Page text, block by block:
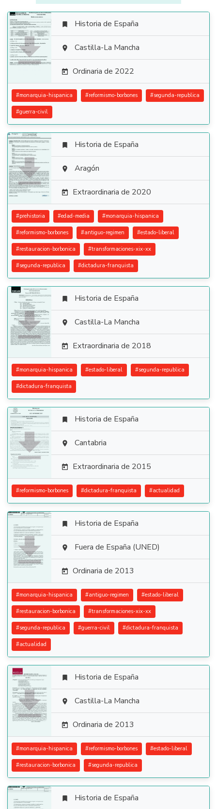

 Historia de España
 Castilla-La Mancha
 Ordinaria de 2022
#monarquia-hispanica #reformismo-borbones #segunda-republica
#guerra-civil

 Historia de España
 Aragón
 Extraordinaria de 2020
#prehistoria #edad-media #monarquia-hispanica
#reformismo-borbones #antiguo-regimen #estado-liberal
#restauracion-borbonica #transformaciones-xix-xx
#segunda-republica #dictadura-franquista

 Historia de España
 Castilla-La Mancha
 Extraordinaria de 2018
#monarquia-hispanica #estado-liberal #segunda-republica
#dictadura-franquista

 Historia de España
 Cantabria
 Extraordinaria de 2015
#reformismo-borbones #dictadura-franquista #actualidad

 Historia de España
 Fuera de España (UNED)
 Ordinaria de 2013
#monarquia-hispanica #antiguo-regimen #estado-liberal
#restauracion-borbonica #transformaciones-xix-xx
#segunda-republica #guerra-civil #dictadura-franquista
#actualidad

 Historia de España
 Castilla-La Mancha
 Ordinaria de 2013
#monarquia-hispanica #reformismo-borbones #estado-liberal
#restauracion-borbonica #segunda-republica
 Historia de España